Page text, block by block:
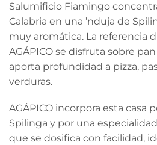
Salumificio Fiamingo
Calabria en una ’nduja de
muy aromática. La referencia
AGÁPICO se disfruta sobre
aporta profundidad a pizza,
verduras.
AGÁPICO incorpora esta casa
Spilinga y por una
que se dosifica con facilidad,